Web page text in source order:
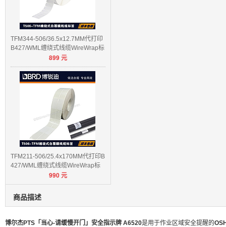
TFM344-506/36.5x12.7MM代打印
B427/WML缠绕式线缆WireWrap标
899元
TFM211-506/25.4x170MM代打印B
427/WML缠绕式线缆WireWrap标
990元
商品描述
博尔杰PTS「当心-请缓慢开门」安全指示牌 A6520是用于作业区域安全提醒的